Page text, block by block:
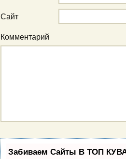
Сайт
Комментарий
Забиваем Сайты В ТОП